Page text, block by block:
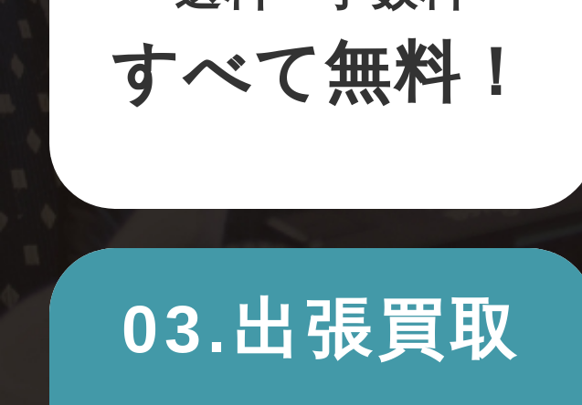
すべて無料！
03.出張買取